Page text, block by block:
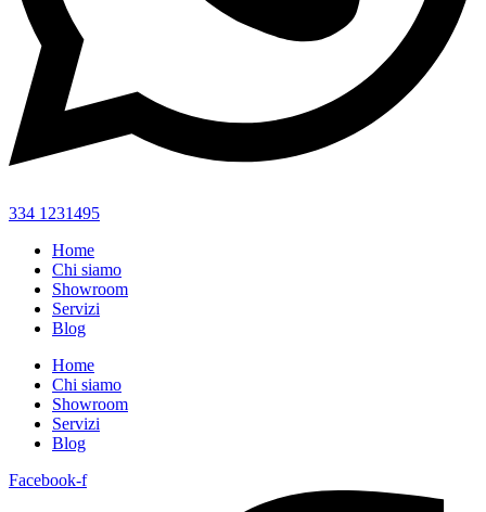
334 1231495
Home
Chi siamo
Showroom
Servizi
Blog
Home
Chi siamo
Showroom
Servizi
Blog
Facebook-f